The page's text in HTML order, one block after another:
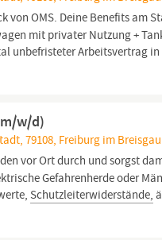
von OMS. Deine Benefits am
mit privater Nutzung +
unbefristeter Arbeitsvertrag in
w/d)
79108, Freiburg im
vor Ort durch und sorgst
Gefahrenherde oder
Schutzleiterwiderstände,